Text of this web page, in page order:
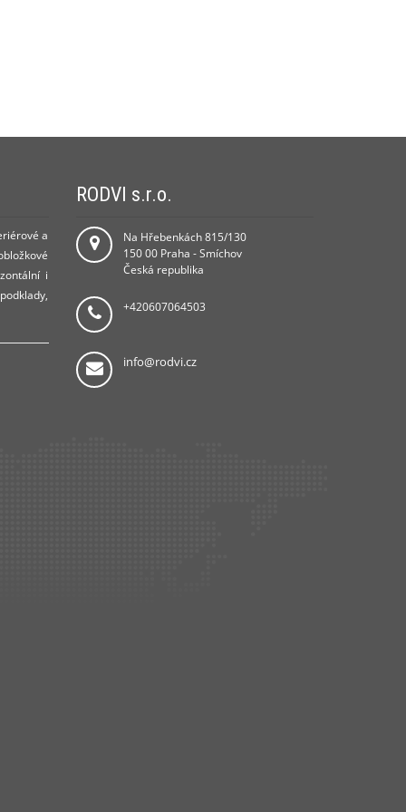
a
i
RODVI s.r.o.
Na Hřebenkách 815/130
150 00 Praha - Smíchov
Česká republika
+420607064503
info@rodvi.cz